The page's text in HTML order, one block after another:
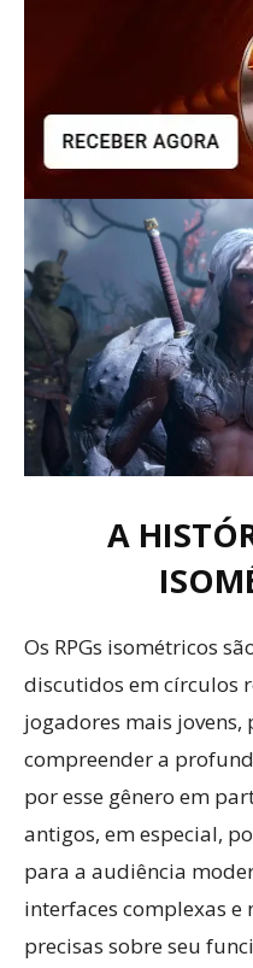
A
Os RPGs isométricos
discutidos em círculos
jogadores mais jovens,
compreender a
por esse gênero em
antigos, em especial,
para a audiência
interfaces complexas e
precisas sobre seu